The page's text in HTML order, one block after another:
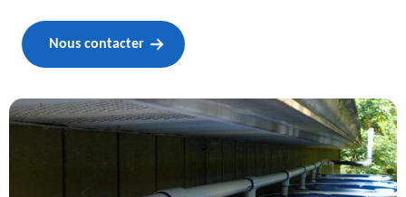
Nous contacter